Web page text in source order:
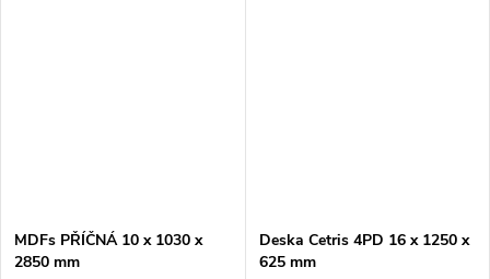
MDFs PŘÍČNÁ 10 x 1030 x
2850 mm
Deska Cetris 4PD 16 x 1250 x
625 mm